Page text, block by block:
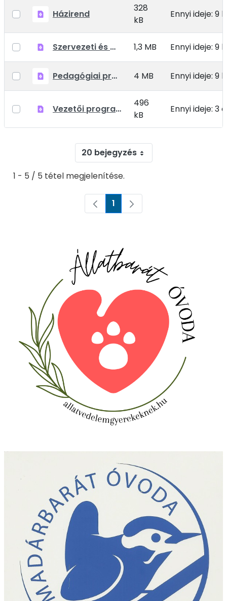
Házirend
328
kB
Ennyi ideje: 9
Szervezeti és Működési Szabályzat (SZMSZ) 1,3 MB Ennyi ideje: 9
Pedagógiai program 4 MB Ennyi ideje: 9
Vezetői program 2022-2027.pdf
496
kB
Ennyi ideje: 3
20 bejegyzés
1 - 5 / 5 tétel megjelenítése.
Oldal
1